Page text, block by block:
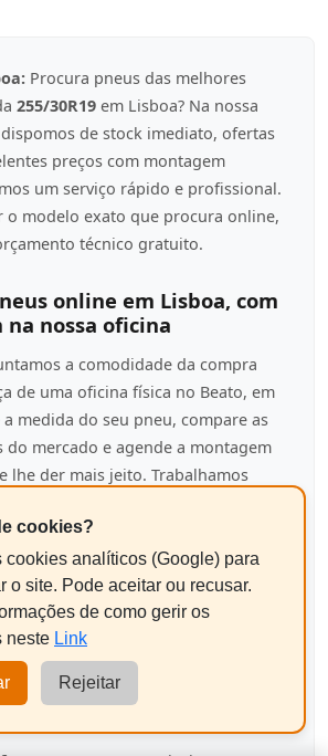
Procura pneus das melhores
255/30R19 em Lisboa? Na nossa
de stock imediato, ofertas
preços com montagem
um serviço rápido e profissional.
o modelo exato que procura online,
técnico gratuito.
online em Lisboa, com
nossa oficina
a comodidade da compra
de uma oficina física no Beato, em
a medida do seu pneu, compare as
do mercado e agende a montagem
lhe der mais jeito. Trabalhamos
de quem é
, porque acreditamos que
devem andar de mãos dadas.
tipo de condução e veículo
e utilitários: pensados para o
a dia
, com baixo consumo e boa
cookies?
cookies analíticos (Google) para
o site. Pode aceitar ou recusar.
de como gerir os
neste Link
Rejeitar